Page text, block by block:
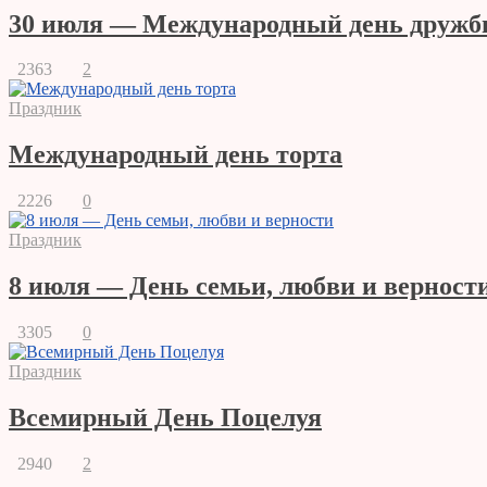
30 июля — Международный день
2363 2
Праздник
Международный день торта
2226 0
Праздник
8 июля — День семьи, любви и
3305 0
Праздник
Всемирный День Поцелуя
2940 2